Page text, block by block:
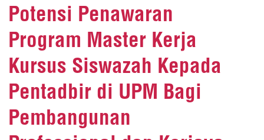
Potensi Penawaran
Program Master Kerja
Kursus Siswazah Kepada
Pentadbir di UPM Bagi
Pembangunan